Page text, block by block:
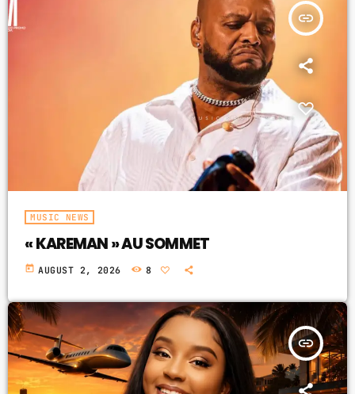
insert_link
MUSIC NEWS
« KAREMAN » AU SOMMET
today AUGUST 2, 2026 8
insert_link